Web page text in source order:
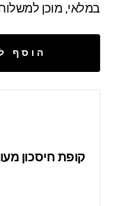
במלאי, מוכן
הוסף
קופת חיסכון